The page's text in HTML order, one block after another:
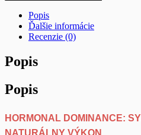
Popis
Ďalšie informácie
Recenzie (0)
Popis
Popis
HORMONAL DOMINANCE:
NATURÁLNY VÝKON